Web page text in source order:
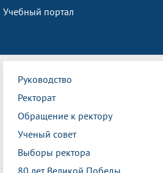
Учебный портал
Руководство
Ректорат
Обращение к ректору
Ученый совет
Выборы ректора
80 лет Великой Победы